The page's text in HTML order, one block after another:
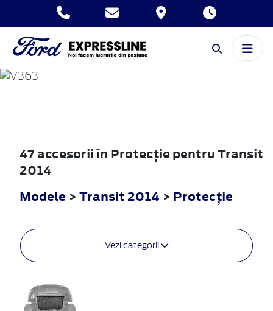
TRANSIT
47 accesorii în Protecţie pentru Transit
2014
Modele > Transit 2014 > Protecţie
Vezi categorii